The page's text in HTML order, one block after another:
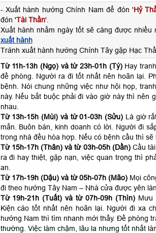
- Xuất hành hướng Chính Nam để đón 'Hỷ
đón 'Tài Thần'.
Xuất hành nhằm ngày tốt sẽ càng được nhiều
xuất hành
Tránh xuất hành hướng Chính Tây gặp Hạc
Từ 11h-13h (Ngọ) và từ 23h-01h (Tý) Hay
đề phòng. Người ra đi tốt nhất nên hoãn lại.
bệnh. Nói chung những việc như hội họp,
này. Nếu bắt buộc phải đi vào giờ này thì nên
nhau.
Từ 13h-15h (Mùi) và từ 01-03h (Sửu) Là giờ
mắn. Buôn bán, kinh doanh có lời. Người đi
trong nhà đều hòa hợp. Nếu có bệnh cầu thì sẽ
Từ 15h-17h (Thân) và từ 03h-05h (Dần) Cầu
ra đi hay thiệt, gặp nạn, việc quan trọng thì
an.
Từ 17h-19h (Dậu) và từ 05h-07h (Mão) Mọi
đi theo hướng Tây Nam – Nhà cửa được yên
Từ 19h-21h (Tuất) và từ 07h-09h (Thìn) Mưu
Kiện cáo tốt nhất nên hoãn lại. Người đi xa
hướng Nam thì tìm nhanh mới thấy. Đề phòng
thường. Việc làm chậm, lâu la nhưng tốt nhất